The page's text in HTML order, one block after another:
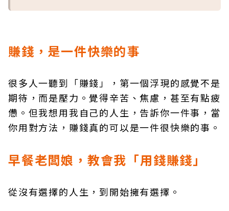
賺錢，是一件快樂的事
很多人一聽到「賺錢」，第一個浮現的感覺不是
期待，而是壓力。覺得辛苦、焦慮，甚至有點疲
憊。但我想用我自己的人生，告訴你一件事，當
你用對方法，賺錢真的可以是一件很快樂的事。
早餐老闆娘，教會我「用錢賺錢」
從沒有選擇的人生，到開始擁有選擇。